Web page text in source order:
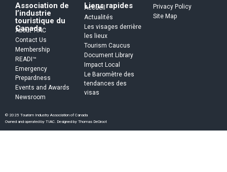
Association de
l’industrie
touristique du
Canada
About TIAC
Contact Us
Membership
READI™
Emergency
Prepardness
Events and Awards
Newsroom
Liens rapides
Accueil
Actualités
Les visages derrière
les lieux
Tourism Caucus
Document Library
Impact Local
Le Baromètre des
tendances des
visas
Privacy Policy
Site Map
© 2025 Tourism Industry Association of Canada
Owned and operated by TIAC. Designed by Thomas DeGroot